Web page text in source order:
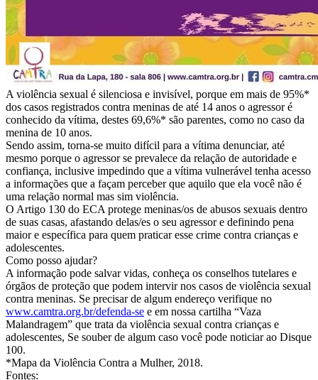
A violência sexual é silenciosa e invisível, porque em mais de 95%*
dos casos registrados contra meninas de até 14 anos o agressor é
conhecido da vítima, destes 69,6%* são parentes, como no caso da
menina de 10 anos.
Sendo assim, torna-se muito difícil para a vítima denunciar, até
mesmo porque o agressor se prevalece da relação de autoridade e
confiança, inclusive impedindo que a vítima vulnerável tenha acesso
a informações que a façam perceber que aquilo que ela você não é
uma relação normal mas sim violência.
O Artigo 130 do ECA protege meninas/os de abusos sexuais dentro
de suas casas, afastando delas/es o seu agressor e definindo pena
maior e específica para quem praticar esse crime contra crianças e
adolescentes.
Como posso ajudar?
A informação pode salvar vidas, conheça os conselhos tutelares e
órgãos de proteção que podem intervir nos casos de violência sexual
contra meninas. Se precisar de algum endereço verifique no
www.camtra.org.br/defenda-se e em nossa cartilha “Vaza
Malandragem” que trata da violência sexual contra crianças e
adolescentes, Se souber de algum caso você pode noticiar ao Disque
100.
*Mapa da Violência Contra a Mulher, 2018.
Fontes: